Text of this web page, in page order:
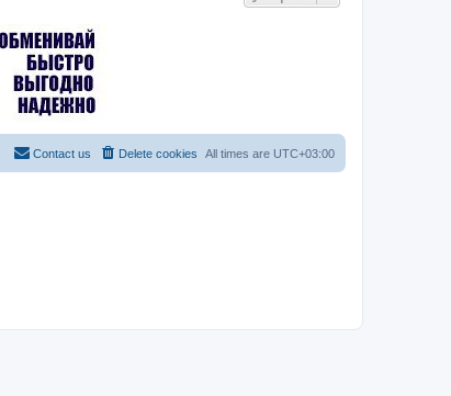
All times are UTC+03:00
Delete cookies
Contact us